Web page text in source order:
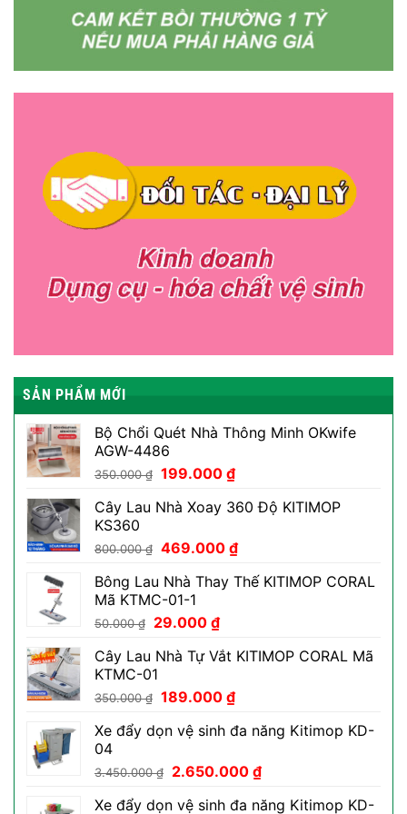
SẢN PHẨM MỚI
Bộ Chổi Quét Nhà Thông Minh OKwife
AGW-4486
350.000₫ Giá
là:
199.000 ₫Giá
tại
199.000 ₫.
Cây Lau Nhà Xoay 360 Độ KITIMOP
KS360
800.000₫ Giá
là:
800.000 ₫.
469.000 ₫Giá
tại
Bông Lau Nhà Thay Thế KITIMOP CORAL
Mã KTMC-01-1
50.000₫
Giá
là:
50.000 ₫.
29.000 ₫Giá
tại
29.000 ₫.
Cây Lau Nhà Tự Vắt KITIMOP CORAL Mã
KTMC-01
350.000₫ Giá
là:
189.000 ₫Giá
tại
189.000 ₫.
Xe đẩy dọn vệ sinh đa năng Kitimop KD-
04
3.450.000₫
Giá
là:
2.650.000 ₫Giá
tại
Xe đẩy dọn vệ sinh đa năng Kitimop KD-